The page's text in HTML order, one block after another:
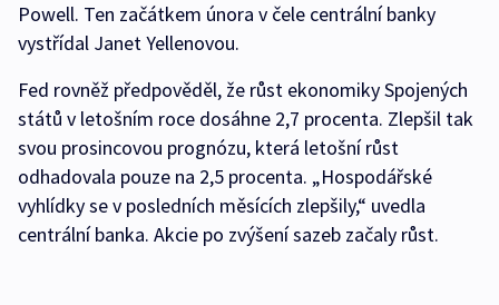
Powell. Ten začátkem února v čele centrální banky
vystřídal Janet Yellenovou.
Fed rovněž předpověděl, že růst ekonomiky Spojených
států v letošním roce dosáhne 2,7 procenta. Zlepšil tak
svou prosincovou prognózu, která letošní růst
odhadovala pouze na 2,5 procenta. „Hospodářské
vyhlídky se v posledních měsících zlepšily,“ uvedla
centrální banka. Akcie po zvýšení sazeb začaly růst.